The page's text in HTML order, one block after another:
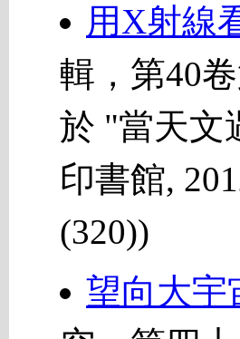
用X射線
輯，第40
於 "當天文
印書館,
(320))
望向大宇